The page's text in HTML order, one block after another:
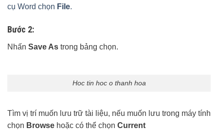
cụ Word chọn File.
Bước 2:
Nhấn Save As trong bảng chọn.
Hoc tin hoc o thanh hoa
Tìm vị trí muốn lưu trữ tài liệu, nếu muốn lưu trong máy tính
chọn Browse hoặc có thể chọn Current